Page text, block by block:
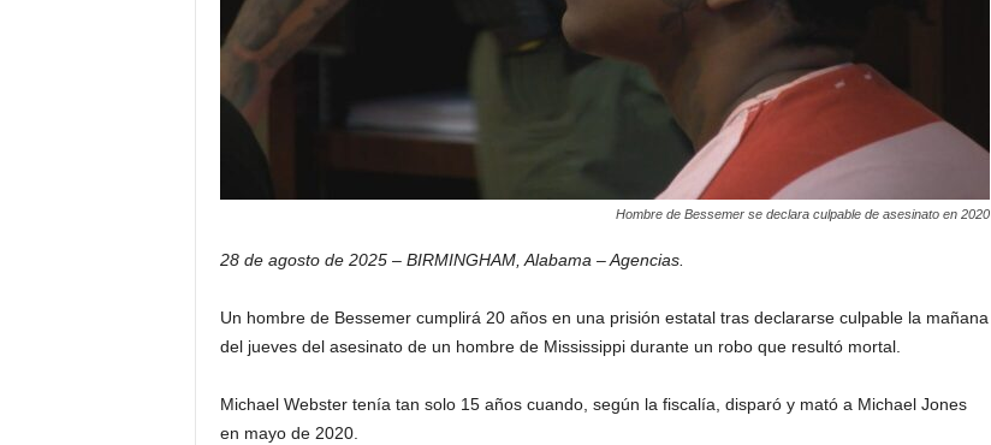
Hombre de Bessemer se declara culpable de asesinato en 2020
28 de agosto de 2025 – BIRMINGHAM, Alabama – Agencias.
Un hombre de Bessemer cumplirá 20 años en una prisión estatal tras declararse culpable la mañana
del jueves del asesinato de un hombre de Mississippi durante un robo que resultó mortal.
Michael Webster tenía tan solo 15 años cuando, según la fiscalía, disparó y mató a Michael Jones
en mayo de 2020.